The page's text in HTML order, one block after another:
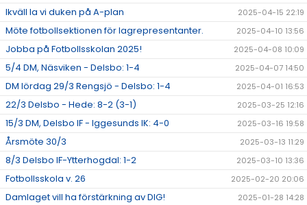
Ikväll la vi duken på A-plan 2025-04-15 22:19
Möte fotbollsektionen för lagrepresentanter. 2025-04-10 13:56
Jobba på Fotbollsskolan 2025! 2025-04-08 10:09
5/4 DM, Näsviken - Delsbo: 1-4 2025-04-07 14:50
DM lördag 29/3 Rengsjö - Delsbo: 1-4 2025-04-01 16:53
22/3 Delsbo - Hede: 8-2 (3-1) 2025-03-25 12:16
15/3 DM, Delsbo IF - Iggesunds IK: 4-0 2025-03-16 19:58
Årsmöte 30/3 2025-03-13 11:29
8/3 Delsbo IF-Ytterhogdal: 1-2 2025-03-10 13:36
Fotbollsskola v. 26 2025-02-20 20:06
Damlaget vill ha förstärkning av DIG! 2025-01-28 14:28